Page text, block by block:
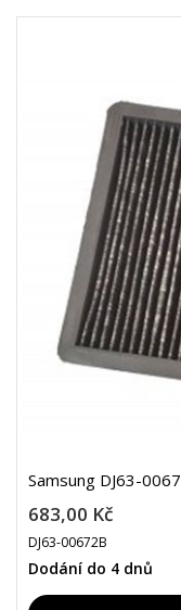
Samsung DJ63-
683,00 Kč
DJ63-00672B
Dodání do 4 dnů